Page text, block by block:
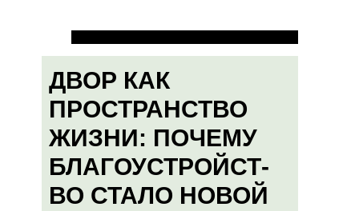
ДВОР КАК
ПРОСТРАНСТВО
ЖИЗНИ: ПОЧЕМУ
БЛАГОУСТРОЙСТ-
ВО СТАЛО НОВОЙ